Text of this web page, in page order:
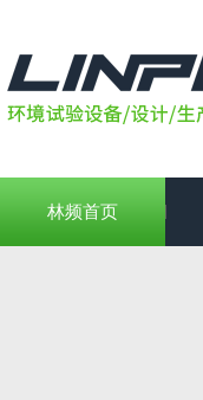
林频首页